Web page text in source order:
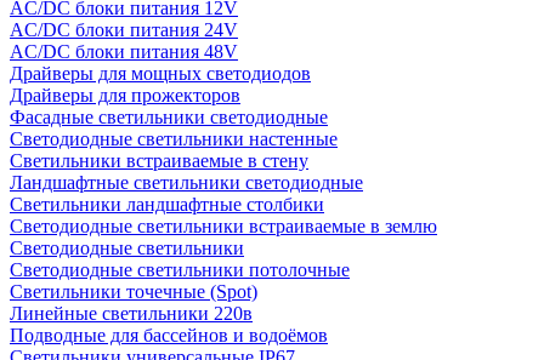
AC/DC блоки питания 12V
AC/DC блоки питания 24V
AC/DC блоки питания 48V
Драйверы для мощных светодиодов
Драйверы для прожекторов
Фасадные светильники светодиодные
Светодиодные светильники настенные
Светильники встраиваемые в стену
Ландшафтные светильники светодиодные
Светильники ландшафтные столбики
Светодиодные светильники встраиваемые в землю
Светодиодные светильники
Светодиодные светильники потолочные
Светильники точечные (Spot)
Линейные светильники 220в
Подводные для бассейнов и водоёмов